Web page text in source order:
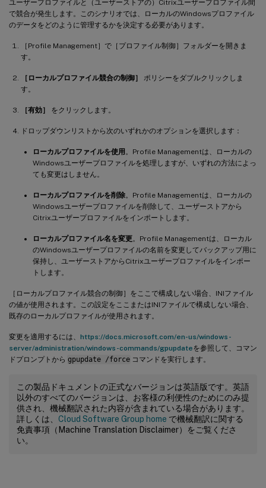
ユーザープロファイルと（ユーザーストアの）Citrixユーザープロファイル間
で競合が発生します。このシナリオでは、ローカルのWindowsプロファイル
のデータをどのように管理するかを決定する必要があります。
［Profile Management］で［プロファイル制御］フォルダーを開きま
す。
［ローカルプロファイル競合の制御］
ポリシーをダブルクリックしま
す。
［有効］ をクリックします。
ドロップダウンリストから次のいずれかのオプションを選択します：
ローカルプロファイルを使用 。Profile Managementは、ローカルの
Windowsユーザープロファイルを処理しますが、いずれの方法によっ
ても変更はしません。
ローカルプロファイルを削除。Profile Managementは、ローカルの
Windowsユーザープロファイルを削除して、ユーザーストアから
Citrixユーザープロファイルをインポートします。
ローカルプロファイル名を変更。Profile Managementは、ローカル
のWindowsユーザープロファイルの名前を変更してバックアップ用に
保持し、ユーザーストアからCitrixユーザープロファイルをインポー
トします。
［ローカルプロファイル競合の制御］をここで構成しない場合、INIファイル
の値が使用されます。この設定をここまたはINIファイルで構成しない場合、
既存のローカルプロファイルが使用されます。
変更を適用するには、 https://docs.microsoft.com/en-us/windows-
server/administration/windows-commands/gpupdateを参照して、コマン
ドプロンプトから gpupdate /force コマンドを実行します。
この製品ドキュメントの正式なバージョンは英語版です。英語
以外のすべてのバージョンは、お客様の利便性のためにのみ提
供され、機械翻訳された内容が含まれている場合があります。
詳しくは、 Cloud Software Group home で機械翻訳に関する
免責事項（Machine Translation Disclaimer）をご覧くださ
い。